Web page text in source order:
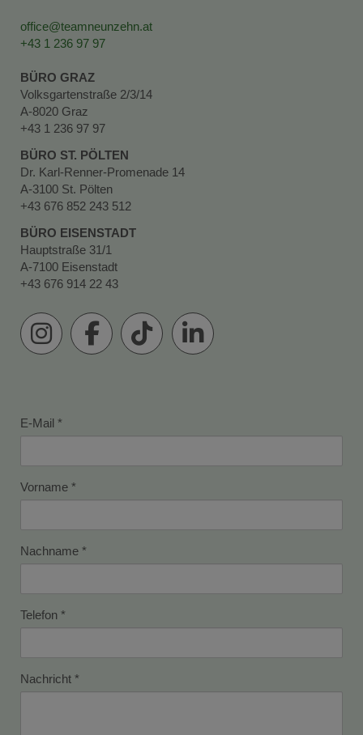
office@teamneunzehn.at
+43 1 236 97 97
BÜRO GRAZ
Volksgartenstraße 2/3/14
A-8020 Graz
+43 1 236 97 97
BÜRO ST. PÖLTEN
Dr. Karl-Renner-Promenade 14
A-3100 St. Pölten
+43 676 852 243 512
BÜRO EISENSTADT
Hauptstraße 31/1
A-7100 Eisenstadt
+43 676 914 22 43
E-Mail
Vorname
Nachname
Telefon
Nachricht